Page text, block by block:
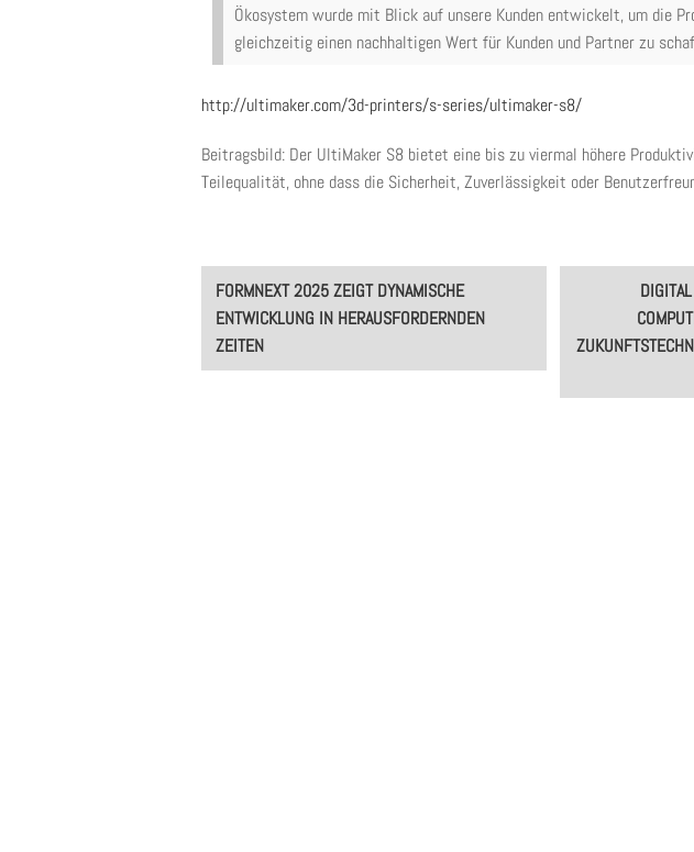
Ökosystem wurde mit Blick auf unsere Kunden entwickelt, um die
gleichzeitig einen nachhaltigen Wert für Kunden und Partner zu
http://ultimaker.com/3d-printers/s-series/ultimaker-s8/
Beitragsbild: Der UltiMaker S8 bietet eine bis zu viermal höhere
Teilequalität, ohne dass die Sicherheit, Zuverlässigkeit oder
Post
navigation
FORMNEXT 2025 ZEIGT DYNAMISCHE
ENTWICKLUNG IN HERAUSFORDERNDEN
ZEITEN